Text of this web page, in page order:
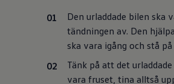
Den urladdade bilen ska
tändningen av. Den
ska vara igång och stå
Tänk på att det
vara fruset, tina alltså